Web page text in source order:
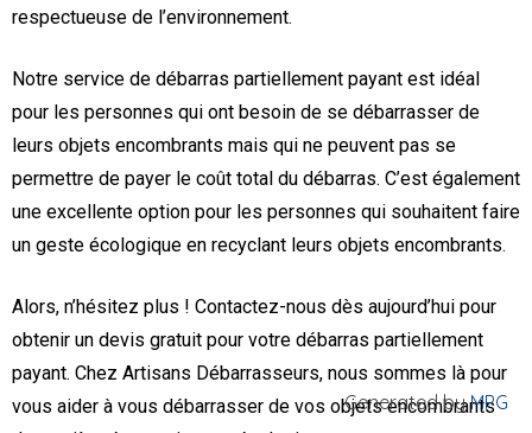
respectueuse de l’environnement.
Notre service de débarras partiellement payant est idéal
pour les personnes qui ont besoin de se débarrasser de
leurs objets encombrants mais qui ne peuvent pas se
permettre de payer le coût total du débarras. C’est également
une excellente option pour les personnes qui souhaitent faire
un geste écologique en recyclant leurs objets encombrants.
Alors, n’hésitez plus ! Contactez-nous dès aujourd’hui pour
obtenir un devis gratuit pour votre débarras partiellement
payant. Chez Artisans Débarrasseurs, nous sommes là pour
vous aider à vous débarrasser de vos objets encombrants
Generated byMPG